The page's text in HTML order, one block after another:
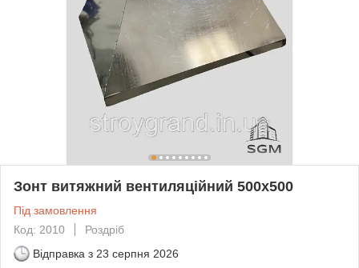
Зонт витяжний вентиляційний 500х500
Під замовлення
Код: 2010
Роздріб
Відправка з 23 серпня 2026